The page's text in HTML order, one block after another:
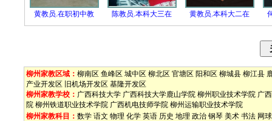
黄教员.在职初中教 陈教员.本科大三在 黄教员.本科大二在
柳州家教区域： 柳南区 鱼峰区 城中区 柳北区 官塘区 阳和区 柳城县 柳江县
产业开发区
旧机场开发区 基隆开发区
柳州家教学校： 广西科技大学 广西科技大学鹿山学院 柳州职业技术学院 广
院 柳州铁道职业技术学院 广西机电技师学院 柳州运输职业技术学院
柳州家教科目： 数学 语文 物理 化学 英语 历史 地理 政治 钢琴 美术 书法 网球